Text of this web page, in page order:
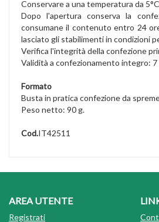
Conservare a una temperatura da
Dopo l'apertura conserva la
consumane il contenuto entro 24
lasciato gli stabilimenti in condizioni
Verifica l'integrità della confezione
Validità a confezionamento integro: 7
Formato
Busta in pratica confezione da
Peso netto: 90 g.
Cod.IT42511
AREA UTENTE
Registrati